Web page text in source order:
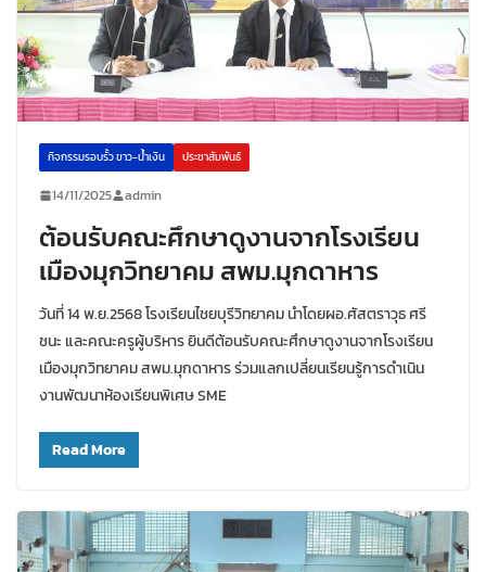
กิจกรรมรอบรั้ว ขาว-น้ำเงิน ประชาสัมพันธ์
14/11/2025 admin
ต้อนรับคณะศึกษาดูงานจากโรงเรียน
เมืองมุกวิทยาคม สพม.มุกดาหาร
วันที่ 14 พ.ย.2568 โรงเรียนไชยบุรีวิทยาคม นำโดยผอ.ศัสตราวุธ ศรี
ชนะ และคณะครูผู้บริหาร ยินดีต้อนรับคณะศึกษาดูงานจากโรงเรียน
เมืองมุกวิทยาคม สพม.มุกดาหาร ร่วมแลกเปลี่ยนเรียนรู้การดำเนิน
งานพัฒนาห้องเรียนพิเศษ SME
Read More